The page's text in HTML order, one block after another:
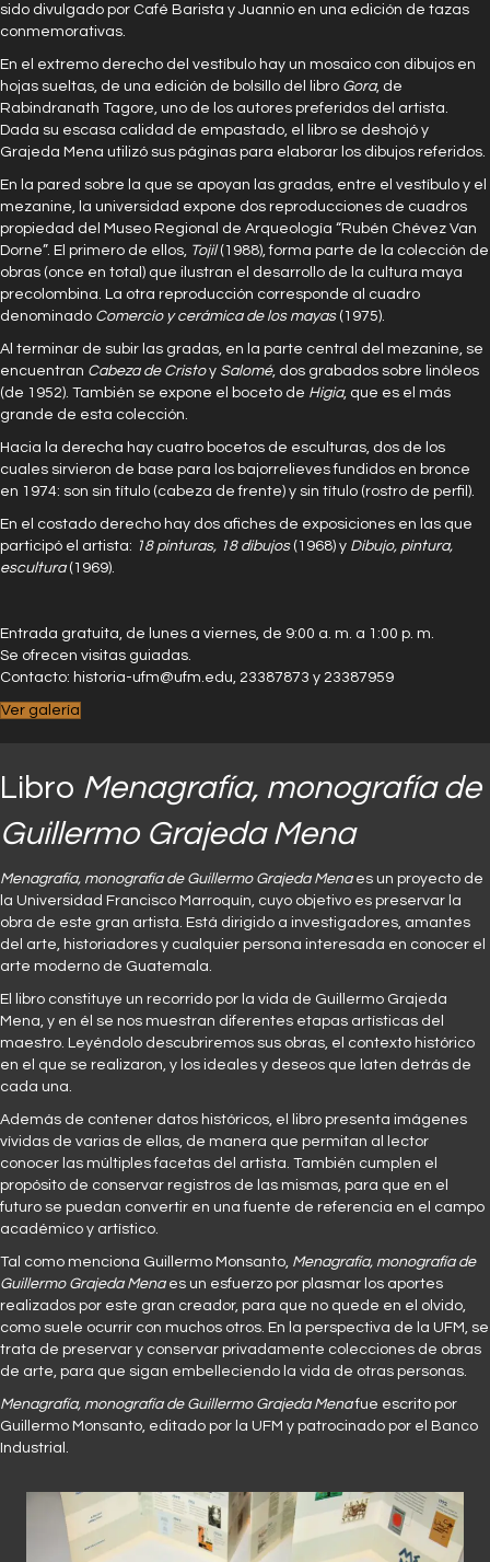
sido divulgado por Café Barista y Juannio en una edición de tazas
conmemorativas.
En el extremo derecho del vestíbulo hay un mosaico con dibujos en
hojas sueltas, de una edición de bolsillo del libro Gora, de
Rabindranath Tagore, uno de los autores preferidos del artista.
Dada su escasa calidad de empastado, el libro se deshojó y
Grajeda Mena utilizó sus páginas para elaborar los dibujos referidos.
En la pared sobre la que se apoyan las gradas, entre el vestíbulo y el
mezanine, la universidad expone dos reproducciones de cuadros
propiedad del Museo Regional de Arqueología “Rubén Chévez Van
Dorne”. El primero de ellos, Tojil(1988), forma parte de la colección de
obras (once en total) que ilustran el desarrollo de la cultura maya
precolombina. La otra reproducción corresponde al cuadro
denominado Comercio y cerámica de los mayas(1975).
Al terminar de subir las gradas, en la parte central del mezanine, se
encuentran Cabeza de Cristoy Salomé, dos grabados sobre linóleos
(de 1952). También se expone el boceto de Higia, que es el más
grande de esta colección.
Hacia la derecha hay cuatro bocetos de esculturas, dos de los
cuales sirvieron de base para los bajorrelieves fundidos en bronce
en 1974: son sin título (cabeza de frente) y sin título (rostro de perfil).
En el costado derecho hay dos afiches de exposiciones en las que
participó el artista: 18 pinturas, 18 dibujos(1968) y Dibujo, pintura,
escultura (1969).
Entrada gratuita, de lunes a viernes, de 9:00 a. m. a 1:00 p. m.
Se ofrecen visitas guiadas.
Contacto: historia-ufm@ufm.edu, 23387873 y 23387959
Ver galería
Libro Menagrafía, monografía de
Guillermo Grajeda Mena
Menagrafía, monografía de Guillermo Grajeda Menaes un proyecto de
la Universidad Francisco Marroquín, cuyo objetivo es preservar la
obra de este gran artista. Está dirigido a investigadores, amantes
del arte, historiadores y cualquier persona interesada en conocer el
arte moderno de Guatemala.
El libro constituye un recorrido por la vida de Guillermo Grajeda
Mena, y en él se nos muestran diferentes etapas artísticas del
maestro. Leyéndolo descubriremos sus obras, el contexto histórico
en el que se realizaron, y los ideales y deseos que laten detrás de
cada una.
Además de contener datos históricos, el libro presenta imágenes
vívidas de varias de ellas, de manera que permitan al lector
conocer las múltiples facetas del artista. También cumplen el
propósito de conservar registros de las mismas, para que en el
futuro se puedan convertir en una fuente de referencia en el campo
académico y artístico.
Tal como menciona Guillermo Monsanto, Menagrafía, monografía de
Guillermo Grajeda Menaes un esfuerzo por plasmar los aportes
realizados por este gran creador, para que no quede en el olvido,
como suele ocurrir con muchos otros. En la perspectiva de la UFM, se
trata de preservar y conservar privadamente colecciones de obras
de arte, para que sigan embelleciendo la vida de otras personas.
Menagrafía, monografía de Guillermo Grajeda Menafue escrito por
Guillermo Monsanto, editado por la UFM y patrocinado por el Banco
Industrial.